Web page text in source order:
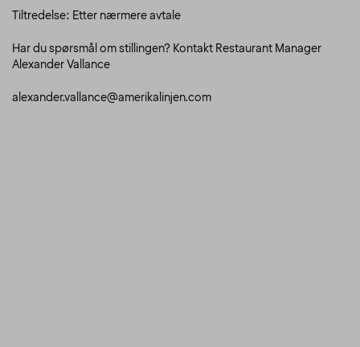
Tiltredelse: Etter nærmere avtale
Har du spørsmål om stillingen? Kontakt Restaurant Manager
Alexander Vallance
alexander.vallance@amerikalinjen.com